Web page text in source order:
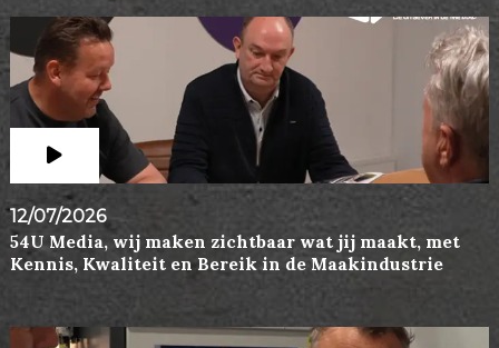
12/07/2026
54U Media, wij maken zichtbaar wat jij maakt, met
Kennis, Kwaliteit en Bereik in de Maakindustrie